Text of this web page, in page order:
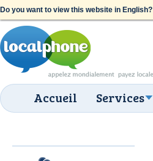
Do you want to view this website in English?
Accueil Services